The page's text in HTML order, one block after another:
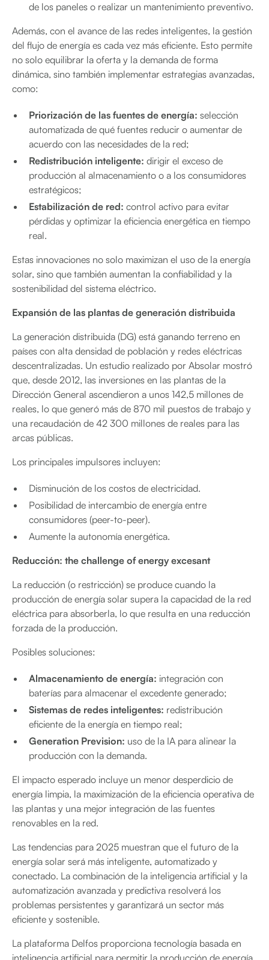
de los paneles o realizar un mantenimiento preventivo.
Además, con el avance de las redes inteligentes, la gestión
del flujo de energía es cada vez más eficiente. Esto permite
no solo equilibrar la oferta y la demanda de forma
dinámica, sino también implementar estrategias avanzadas,
como:
Priorización de las fuentes de energía: selección
automatizada de qué fuentes reducir o aumentar de
acuerdo con las necesidades de la red;
Redistribución inteligente: dirigir el exceso de
producción al almacenamiento o a los consumidores
estratégicos;
Estabilización de red: control activo para evitar
pérdidas y optimizar la eficiencia energética en tiempo
real.
Estas innovaciones no solo maximizan el uso de la energía
solar, sino que también aumentan la confiabilidad y la
sostenibilidad del sistema eléctrico.
Expansión de las plantas de generación distribuida
La generación distribuida (DG) está ganando terreno en
países con alta densidad de población y redes eléctricas
descentralizadas. Un estudio realizado por Absolar mostró
que, desde 2012, las inversiones en las plantas de la
Dirección General ascendieron a unos 142,5 millones de
reales, lo que generó más de 870 mil puestos de trabajo y
una recaudación de 42 300 millones de reales para las
arcas públicas.
Los principales impulsores incluyen:
Disminución de los costos de electricidad.
Posibilidad de intercambio de energía entre
consumidores (peer-to-peer).
Aumente la autonomía energética.
Reducción: the challenge of energy excesant
La reducción (o restricción) se produce cuando la
producción de energía solar supera la capacidad de la red
eléctrica para absorberla, lo que resulta en una reducción
forzada de la producción.
Posibles soluciones:
Almacenamiento de energía: integración con
baterías para almacenar el excedente generado;
Sistemas de redes inteligentes: redistribución
eficiente de la energía en tiempo real;
Generation Prevision: uso de la IA para alinear la
producción con la demanda.
El impacto esperado incluye un menor desperdicio de
energía limpia, la maximización de la eficiencia operativa de
las plantas y una mejor integración de las fuentes
renovables en la red.
Las tendencias para 2025 muestran que el futuro de la
energía solar será más inteligente, automatizado y
conectado. La combinación de la inteligencia artificial y la
automatización avanzada y predictiva resolverá los
problemas persistentes y garantizará un sector más
eficiente y sostenible.
La plataforma Delfos proporciona tecnología basada en
inteligencia artificial para permitir la producción de energía